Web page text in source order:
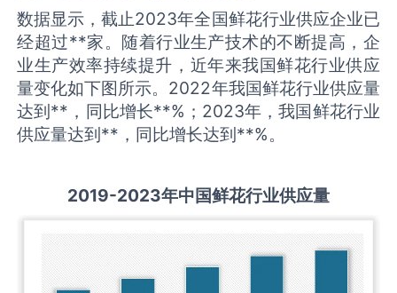
数据显示，截止2023年全国鲜花行业供应企业已
经超过**家。随着行业生产技术的不断提高，企
业生产效率持续提升，近年来我国鲜花行业供应
量变化如下图所示。2022年我国鲜花行业供应量
达到**，同比增长**%；2023年，我国鲜花行业
供应量达到**，同比增长达到**%。
2019-2023年中国鲜花行业供应量